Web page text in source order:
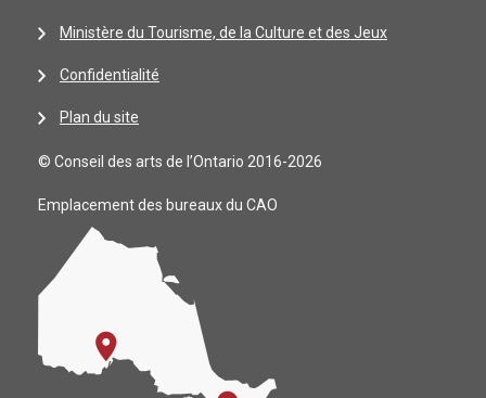
Ministère du Tourisme, de la Culture et des Jeux
Confidentialité
Plan du site
© Conseil des arts de l’Ontario 2016-2026
Emplacement des bureaux du CAO